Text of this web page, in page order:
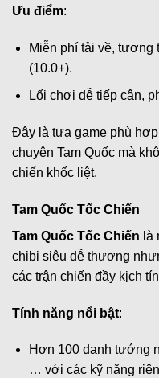
Ưu điểm:
Miễn phí tải về, tương
(10.0+).
Lối chơi dễ tiếp cận,
Đây là tựa game phù
chuyện Tam Quốc mà
chiến khốc liệt.
Tam Quốc Tốc Chiến
Tam Quốc Tốc Chiến là
chibi siêu dễ thương
các trận chiến đầy kịch
Tính năng nổi bật:
Hơn 100 danh tướng
… với các kỹ năng